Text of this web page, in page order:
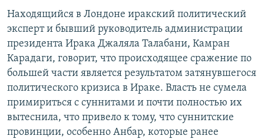
Находящийся в Лондоне иракский политический
эксперт и бывший руководитель администрации
президента Ирака Джаляла Талабани, Камран
Карадаги, говорит, что происходящее сражение по
большей части является результатом затянувшегося
политического кризиса в Ираке. Власть не сумела
примириться с суннитами и почти полностью их
вытеснила, что привело к тому, что суннитские
провинции, особенно Анбар, которые ранее